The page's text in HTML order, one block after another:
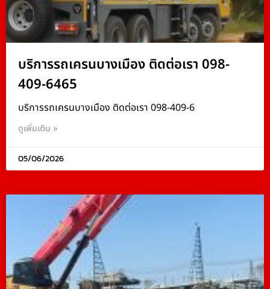
บริการรถเครนบางเมือง ติดต่อเรา 098-
409-6465
บริการรถเครนบางเมือง ติดต่อเรา 098-409-6
ดูเพิ่มเติม »
05/06/2026